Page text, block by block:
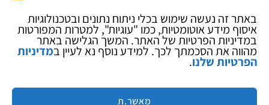
באתר זה נעשה שימוש בכלי ניתוח נתונים ובטכנולוגיות
איסוף מידע אוטומטיות, כמו "עוגיות", למטרות המפורטות
במדיניות הפרטיות של האתר. המשך הגלישה באתר
מהווה את הסכמתך לכך. למידע נוסף נא לעיין במדיניות
הפרטיות שלנו.
מאשר.ת
בלוג
ספקי כח ומודדים
ציוד אופטי להגדלה
מותגים